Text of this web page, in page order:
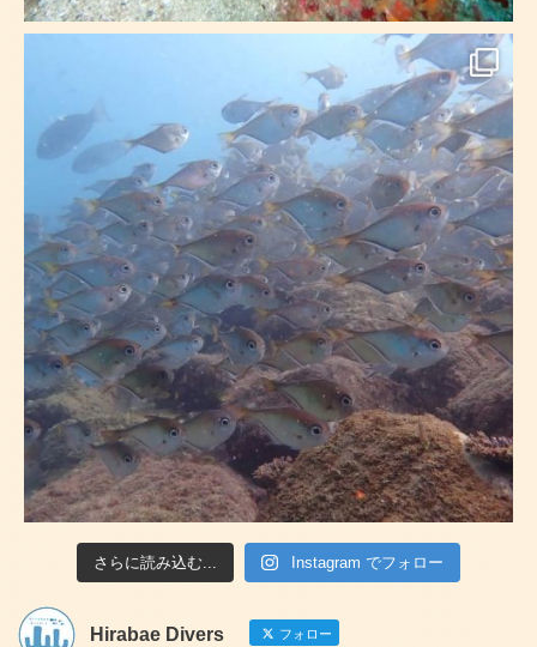
さらに読み込む... Instagram でフォロー
Hirabae Divers フォロー